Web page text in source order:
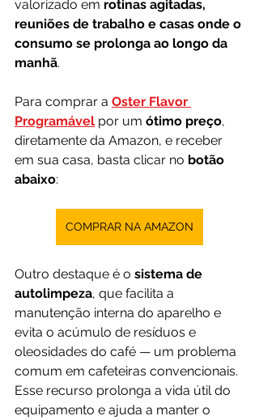
valorizado em rotinas agitadas,
reuniões de trabalho e casas onde o
consumo se prolonga ao longo da
manhã.
Para comprar a Oster Flavor
Programável por um ótimo preço,
diretamente da Amazon, e receber
em sua casa, basta clicar no botão
abaixo:
COMPRAR NA AMAZON
Outro destaque é o sistema de
autolimpeza, que facilita a
manutenção interna do aparelho e
evita o acúmulo de resíduos e
oleosidades do café — um problema
comum em cafeteiras convencionais.
Esse recurso prolonga a vida útil do
equipamento e ajuda a manter o